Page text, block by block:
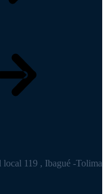
119 , Ibagué -Tolima